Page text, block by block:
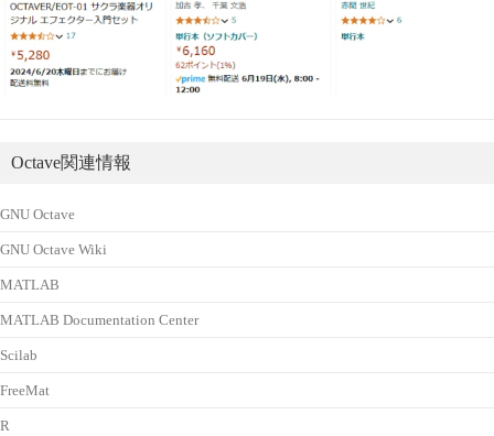
Octave関連情報
GNU Octave
GNU Octave Wiki
MATLAB
MATLAB Documentation Center
Scilab
FreeMat
R